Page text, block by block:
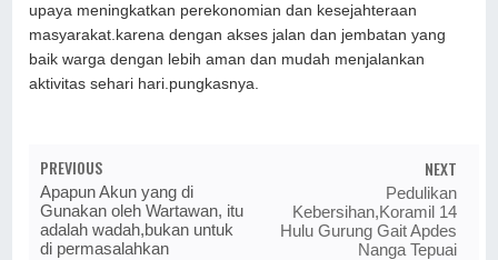
upaya meningkatkan perekonomian dan kesejahteraan
masyarakat.karena dengan akses jalan dan jembatan yang
baik warga dengan lebih aman dan mudah menjalankan
aktivitas sehari hari.pungkasnya.
PREVIOUS
Apapun Akun yang di
Gunakan oleh Wartawan, itu
adalah wadah,bukan untuk
di permasalahkan
NEXT
Pedulikan
Kebersihan,Koramil 14
Hulu Gurung Gait Apdes
Nanga Tepuai